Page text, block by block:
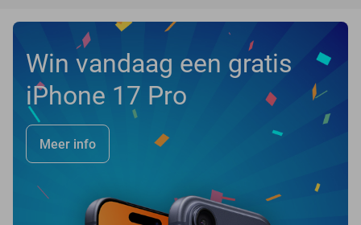
Win vandaag een gratis
iPhone 17 Pro
Meer info